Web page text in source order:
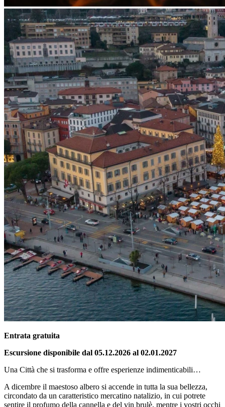
Entrata gratuita
Escursione disponibile dal 05.12.2026 al 02.01.2027
Una Città che si trasforma e offre esperienze indimenticabili…
A dicembre il maestoso albero si accende in tutta la sua bellezza,
circondato da un caratteristico mercatino natalizio, in cui potrete
sentire il profumo della cannella e del vin brulè, mentre i vostri occhi